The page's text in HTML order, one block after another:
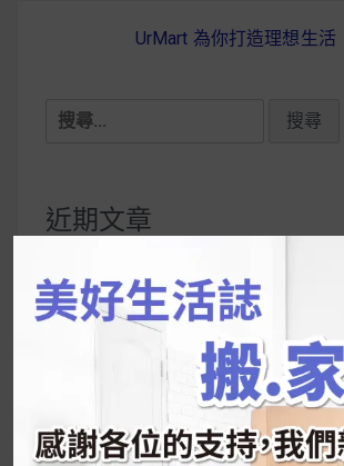
UrMart 為你打造理想生活
搜
鍵
字:
近期文章
韓國人為什麼不容易胖？
推的MZ Diet ！
好吃的蛋白點心還有好玩的運動
年已經等不及帶這盒跟我的親戚
享～